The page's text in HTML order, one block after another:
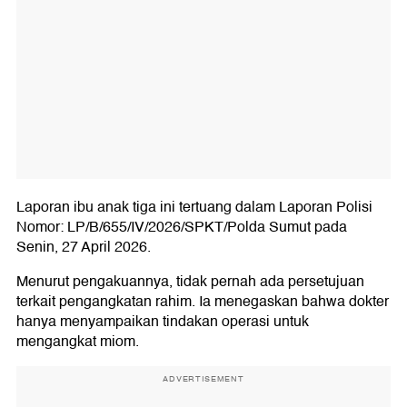
Laporan ibu anak tiga ini tertuang dalam Laporan Polisi
Nomor: LP/B/655/IV/2026/SPKT/Polda Sumut pada
Senin, 27 April 2026.
Menurut pengakuannya, tidak pernah ada persetujuan
terkait pengangkatan rahim. Ia menegaskan bahwa dokter
hanya menyampaikan tindakan operasi untuk
mengangkat miom.
ADVERTISEMENT